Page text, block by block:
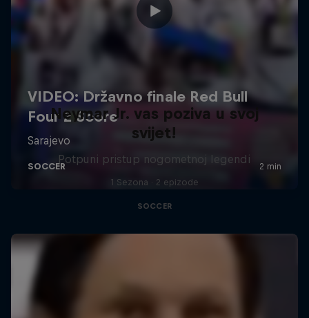
Neymar Jr. vas poziva u svoj
svijet!
Potpuni pristup nogometnoj legendi
1 Sezona · 2 epizode
SOCCER